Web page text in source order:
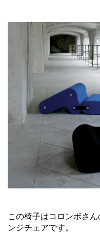
この椅子はコロンボさ
ンジチェアです。